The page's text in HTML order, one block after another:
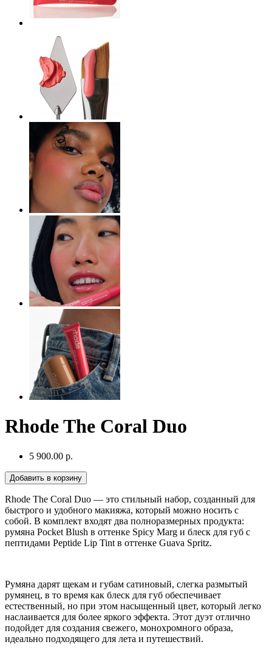
Rhode The Coral Duo
5 900.00 р.
Добавить в корзину
Rhode The Coral Duo — это стильный набор, созданный для
быстрого и удобного макияжа, который можно носить с
собой. В комплект входят два полноразмерных продукта:
румяна Pocket Blush в оттенке Spicy Marg и блеск для губ с
пептидами Peptide Lip Tint в оттенке Guava Spritz.
Румяна дарят щекам и губам сатиновый, слегка размытый
румянец, в то время как блеск для губ обеспечивает
естественный, но при этом насыщенный цвет, который легко
наслаивается для более яркого эффекта. Этот дуэт отлично
подойдет для создания свежего, монохромного образа,
идеально подходящего для лета и путешествий​.